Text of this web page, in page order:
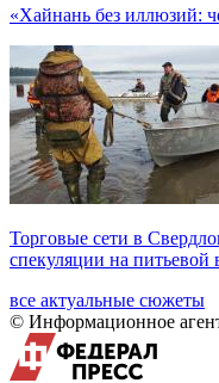
«Хайнань без иллюзий:
Торговые сети в
спекуляции на питьевой
все актуальные сюжеты
© Информационное